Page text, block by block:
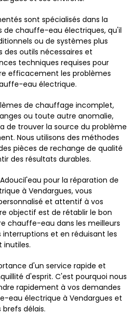
sont spécialisés dans la
de chauffe-eau électriques, qu'il
ou de systèmes plus
des outils nécessaires et
techniques requises pour
efficacement les problèmes
eau électrique.
de chauffage incomplet,
ou toute autre anomalie,
de trouver la source du problème
Nous utilisons des méthodes
pièces de rechange de qualité
des résultats durables.
pour la réparation de
à Vendargues, vous
et attentif à vos
objectif est de rétablir le bon
chauffe-eau dans les meilleurs
interruptions et en réduisant les
d'un service rapide et
d'esprit. C'est pourquoi nous
rapidement à vos demandes
eau électrique à Vendargues et
délais.